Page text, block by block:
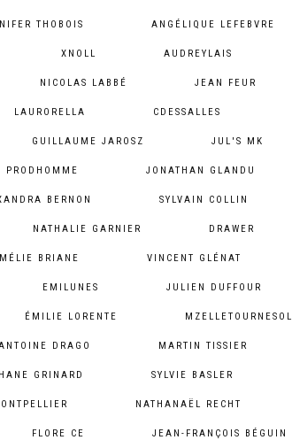
THOBOIS ANGÉLIQUE LEFEBVRE
XNOLL AUDREYLAIS
NICOLAS LABBÉ JEAN FEUR
LAURORELLA CDESSALLES
GUILLAUME JAROSZ JUL'S MK
PRODHOMME JONATHAN GLANDU
BERNON SYLVAIN COLLIN
NATHALIE GARNIER DRAWER
BRIANE VINCENT GLÉNAT
EMILUNES JULIEN DUFFOUR
ÉMILIE LORENTE MZELLETOURNESOL
DRAGO MARTIN TISSIER
GRINARD SYLVIE BASLER
NATHANAËL RECHT
FLORE CE JEAN-FRANÇOIS BÉGUIN